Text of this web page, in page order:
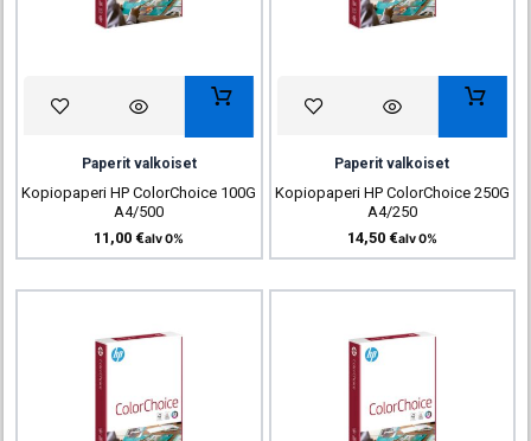
Paperit valkoiset
Kopiopaperi HP ColorChoice 100G
A4/500
11,00 €alv 0%
Paperit valkoiset
Kopiopaperi HP ColorChoice 250G
A4/250
14,50 €alv 0%